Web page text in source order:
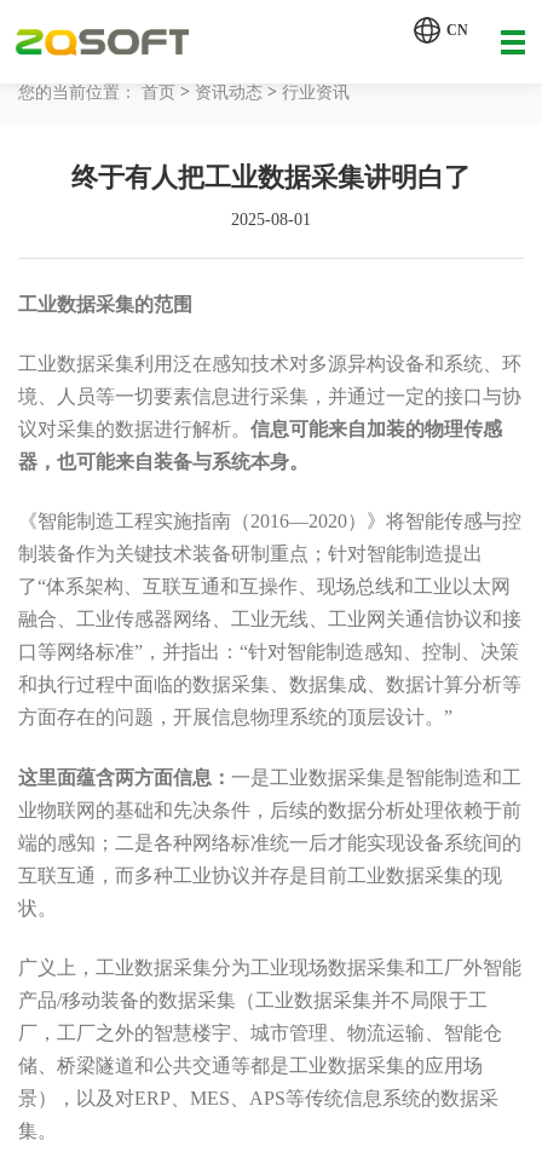
CN
工业AI
解决方案
客户案例
资讯动态
您的当前位置： 首页 > 资讯动态 > 行业资讯
终于有人把工业数据采集讲明白了
2025-08-01
工业数据采集的范围
工业数据采集利用泛在感知技术对多源异构设备和系统、环
境、人员等一切要素信息进行采集，并通过一定的接口与协
议对采集的数据进行解析。 信息可能来自加装的物理传感
器，也可能来自装备与系统本身。
《智能制造工程实施指南（2016—2020）》将智能传感与控
制装备作为关键技术装备研制重点；针对智能制造提出
了“体系架构、互联互通和互操作、现场总线和工业以太网
融合、工业传感器网络、工业无线、工业网关通信协议和接
口等网络标准”，并指出：“针对智能制造感知、控制、决策
和执行过程中面临的数据采集、数据集成、数据计算分析等
方面存在的问题，开展信息物理系统的顶层设计。”
这里面蕴含两方面信息： 一是工业数据采集是智能制造和工
业物联网的基础和先决条件，后续的数据分析处理依赖于前
端的感知；二是各种网络标准统一后才能实现设备系统间的
互联互通，而多种工业协议并存是目前工业数据采集的现
状。
广义上，工业数据采集分为工业现场数据采集和工厂外智能
产品/移动装备的数据采集（工业数据采集并不局限于工
厂，工厂之外的智慧楼宇、城市管理、物流运输、智能仓
储、桥梁隧道和公共交通等都是工业数据采集的应用场
景），以及对ERP、MES、APS等传统信息系统的数据采
集。
【AI 智能体重塑企业运营管理.pdf】